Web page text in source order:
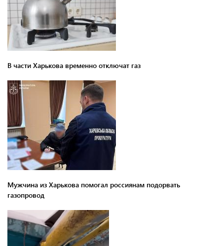
В части Харькова временно отключат газ
Мужчина из Харькова помогал россиянам подорвать
газопровод